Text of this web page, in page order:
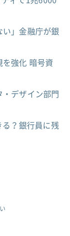
い」金融庁が銀
強化 暗号資
デザイン部門
？銀行員に残